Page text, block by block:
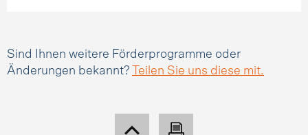
Sind Ihnen weitere Förderprogramme oder
Änderungen bekannt?
Teilen Sie uns diese mit.